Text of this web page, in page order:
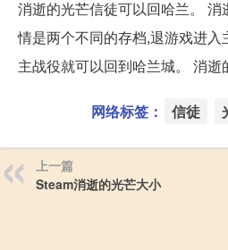
消逝的光芒信徒可以回哈兰。
情是两个不同的存档,退游戏进入
主战役就可以回到哈兰城。 消逝
网络标签： 信徒
上一篇
Steam消逝的光芒大小